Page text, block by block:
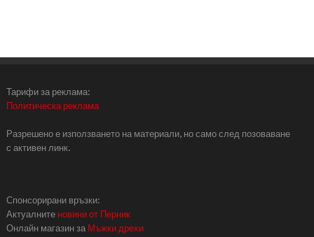
Тарифи за реклама:
Политическа реклама
Разрешено е използването на материали, но само след позоваване
с активен линк.
Спонсорирани връзки:
Актуалните новини от Перник
Онлайн магазин за Мъжки дрехи